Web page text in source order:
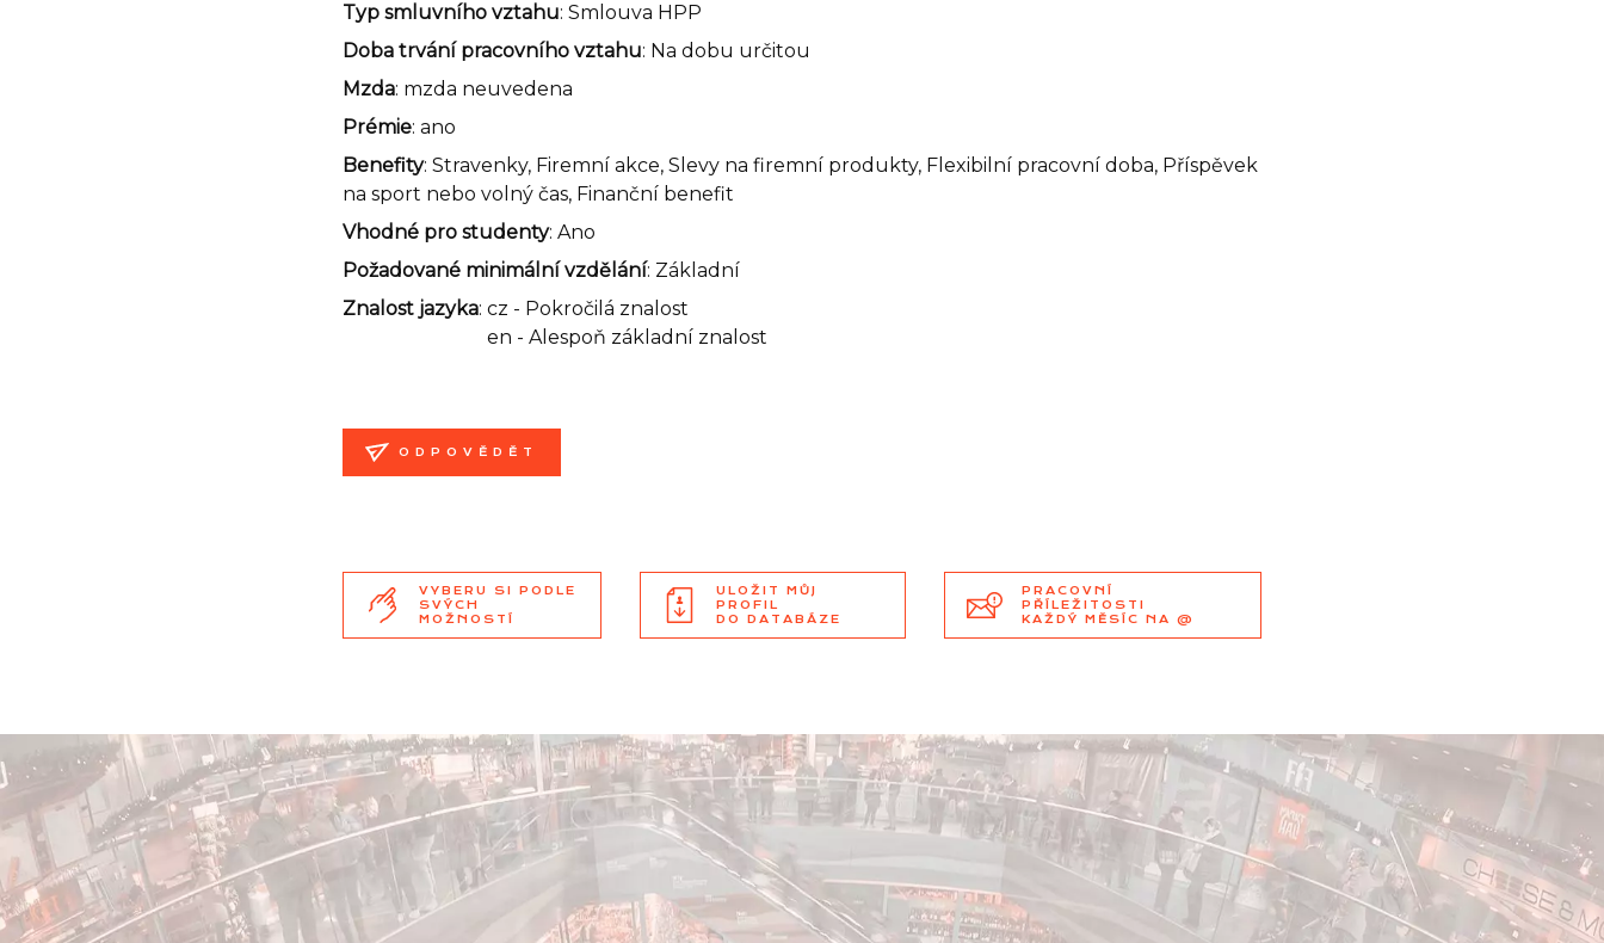
Typ smluvního vztahu: Smlouva HPP
Doba trvání pracovního vztahu: Na dobu určitou
Mzda: mzda neuvedena
Prémie: ano
Benefity: Stravenky, Firemní akce, Slevy na firemní produkty, Flexibilní pracovní doba, Příspěvek
na sport nebo volný čas, Finanční benefit
Vhodné pro studenty: Ano
Požadované minimální vzdělání: Základní
Znalost jazyka: cz - Pokročilá znalost
en - Alespoň základní znalost
ODPOVĚDĚT
VYBERU SI PODLE
SVÝCH
MOŽNOSTÍ
ULOŽIT MŮJ
PROFIL
DO DATABÁZE
PRACOVNÍ
PŘÍLEŽITOSTI
KAŽDÝ MĚSÍC NA @